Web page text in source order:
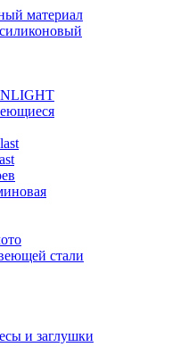
материал
стали
и заглушки